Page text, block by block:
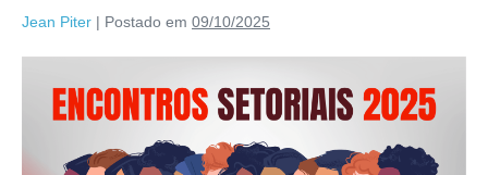
Jean Piter | Postado em 09/10/2025